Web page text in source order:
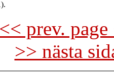
<< prev.
>> nästa